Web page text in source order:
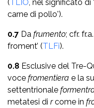
(TLIO, nel significato
carne di pollo').
0.7 Da frumento; cfr. fr.a.
froment’ (TLFi).
0.8 Esclusive del Tre-
voce fromentiera e la
settentrionale
metatesi di rcome in